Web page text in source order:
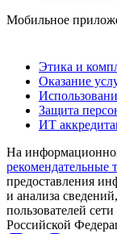
Мобильное
Этика и
Оказание
Защита
ИТ
На
рекомендательные
предоставления
и анализа
пользователей
Российской